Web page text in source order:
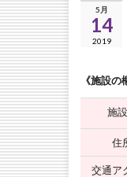
5月
14
2019
《施設の
施
住
交通ア